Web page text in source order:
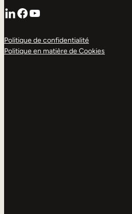
LinkedIn
Facebook
YouTube
Politique de confidentialité
Politique en matière de Cookies